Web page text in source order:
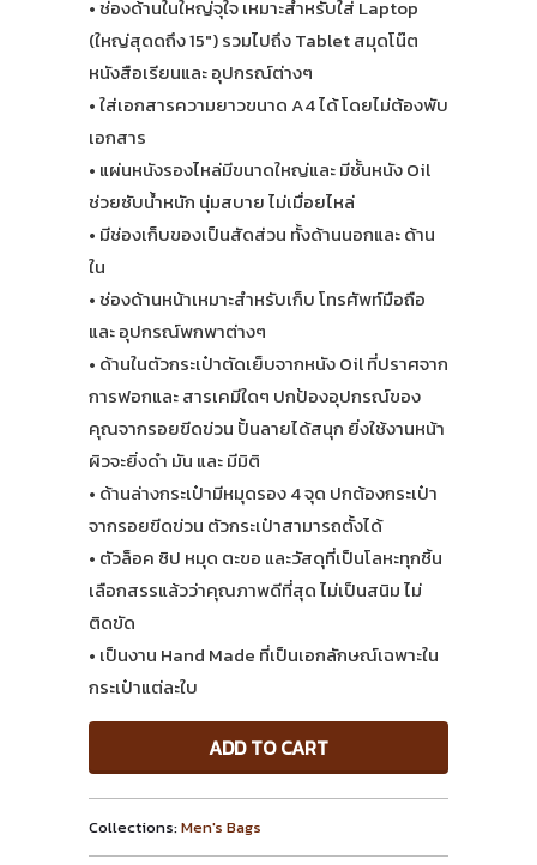
• ช่องด้านในใหญ่จุใจ เหมาะสำหรับใส่ Laptop
(ใหญ่สุดดถึง 15") รวมไปถึง Tablet สมุดโน๊ต
หนังสือเรียนและ อุปกรณ์ต่างๆ
• ใส่เอกสารความยาวขนาด A4 ได้ โดยไม่ต้องพับ
เอกสาร
• แผ่นหนังรองไหล่มีขนาดใหญ่และ มีชั้นหนัง Oil
ช่วยซับน้ำหนัก นุ่มสบาย ไม่เมื่อยไหล่
• มีช่องเก็บของเป็นสัดส่วน ทั้งด้านนอกและ ด้าน
ใน
• ช่องด้านหน้าเหมาะสำหรับเก็บ โทรศัพท์มือถือ
และ อุปกรณ์พกพาต่างๆ
• ด้านในตัวกระเป๋าตัดเย็บจากหนัง Oil ที่ปราศจาก
การฟอกและ สารเคมีใดๆ ปกป้องอุปกรณ์ของ
คุณจากรอยขีดข่วน ปั้นลายได้สนุก ยิ่งใช้งานหน้า
ผิวจะยิ่งดำ มัน และ มีมิติ
• ด้านล่างกระเป๋ามีหมุดรอง 4 จุด ปกต้องกระเป๋า
จากรอยขีดข่วน ตัวกระเป๋าสามารถตั้งได้
• ตัวล็อค ซิป หมุด ตะขอ และวัสดุที่เป็นโลหะทุกชิ้น
เลือกสรรแล้วว่าคุณภาพดีที่สุด ไม่เป็นสนิม ไม่
ติดขัด
• เป็นงาน Hand Made ที่เป็นเอกลักษณ์เฉพาะใน
กระเป๋าแต่ละใบ
ADD TO CART
Collections:Men's Bags